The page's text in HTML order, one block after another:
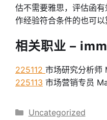
估不需要雅思，评估函
作经验符合条件的也可以
相关职业 –
225112 市场研究分析
225113 市场营销专员
分
Uncategorized